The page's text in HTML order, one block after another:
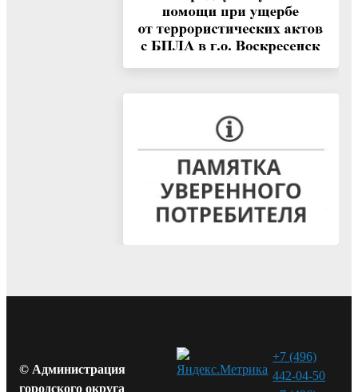
© Администрация
городского округа
+7 (496)
442-04-50